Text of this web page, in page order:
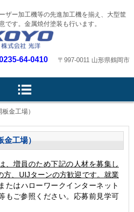
ザー加工機等の先進加工機を揃え、大型筐
です。金属焼付塗装も行います。
64-0410
〒997-0011 山形県鶴岡市
金工場）
工場）
、増員のため下記の人材を募集し
方、UIJターンの方歓迎です。就業
またはハローワークインターネット
もご参照ください。応募前見学可